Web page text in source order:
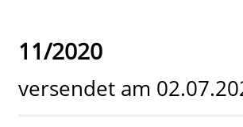
11/2020
versendet am